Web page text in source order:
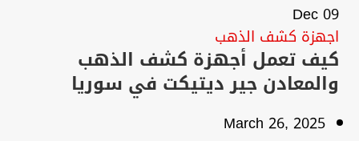
09
Dec
اجهزة كشف الذهب
كيف تعمل أجهزة كشف الذهب
والمعادن جير ديتيكت في سوريا
March 26, 2025